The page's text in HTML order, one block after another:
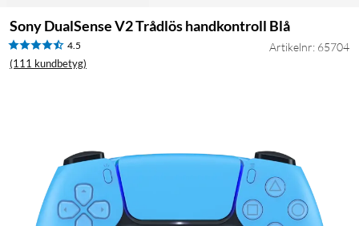
Sony DualSense V2 Trådlös handkontroll Blå
4.5
(111 kundbetyg)
Artikelnr: 65704